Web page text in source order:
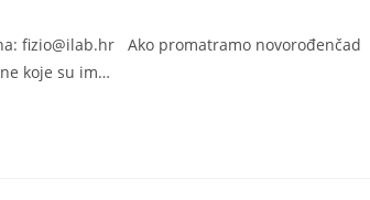
fizio@ilab.hr Ako promatramo novorođenčad
koje su im…